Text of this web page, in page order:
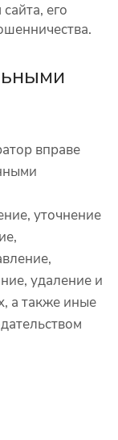
его
вправе
уточнение
удаление и
а также иные